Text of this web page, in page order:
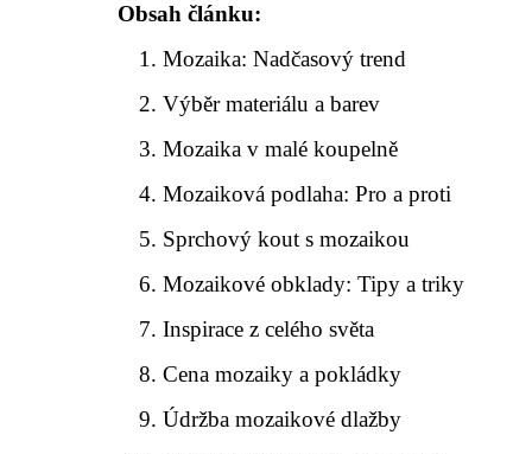
Obsah článku:
Mozaika: Nadčasový trend
Výběr materiálu a barev
Mozaika v malé koupelně
Mozaiková podlaha: Pro a proti
Sprchový kout s mozaikou
Mozaikové obklady: Tipy a triky
Inspirace z celého světa
Cena mozaiky a pokládky
Údržba mozaikové dlažby